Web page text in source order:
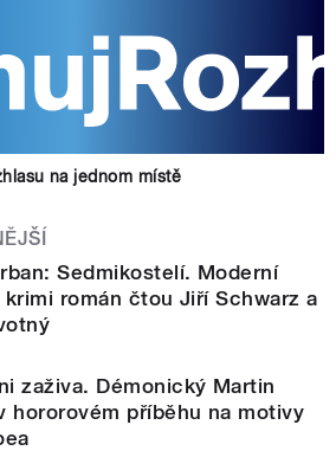
na jednom místě
Sedmikostelí. Moderní
román čtou Jiří Schwarz a
zaživa. Démonický Martin
hororovém příběhu na motivy